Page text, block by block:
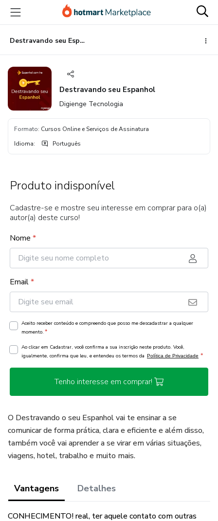
para
conteúdo
principal
para
pagamento
para
rodapé
Destravando seu Espanhol
Destravando seu Espanhol
Digienge Tecnologia
Formato: Cursos Online e Serviços de Assinatura
Idioma: Português
Produto indisponível
Cadastre-se e mostre seu interesse em comprar para o(a)
autor(a) deste curso!
Nome *
Email*
Aceito receber conteúdo e compreendo que posso me descadastrar a qualquer
momento. *
Ao clicar em Cadastrar, você confirma a sua inscrição neste produto. Você,
igualmente, confirma que leu, e entendeu os termos da Política de Privacidade *
Tenho interesse em comprar!
O Destravando o seu Espanhol vai te ensinar a se
comunicar de forma prática, clara e eficiente e além disso,
também você vai aprender a se virar em várias situações,
viagens, hotel, trabalho e muito mais.
Vantagens Detalhes
CONHECIMENTO! real, ter aquele contato com outras